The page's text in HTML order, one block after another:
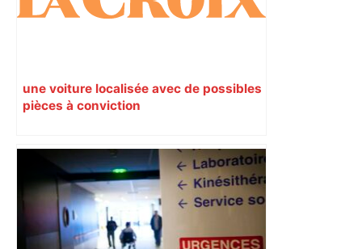
une voiture localisée avec de possibles
pièces à conviction